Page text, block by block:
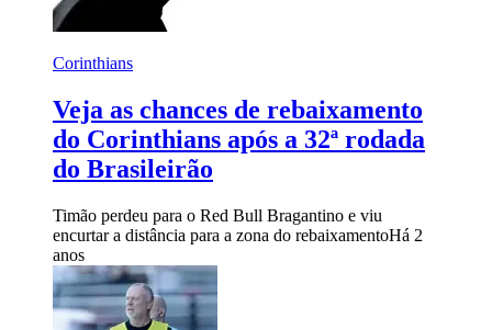
Corinthians
Veja as chances de rebaixamento
do Corinthians após a 32ª rodada
do Brasileirão
Timão perdeu para o Red Bull Bragantino e viu
encurtar a distância para a zona do rebaixamentoHá 2
anos